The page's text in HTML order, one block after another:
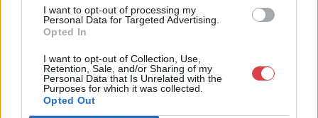
I want to opt-out of processing my
Personal Data for Targeted Advertising.
Opted In
I want to opt-out of Collection, Use,
Retention, Sale, and/or Sharing of my
Personal Data that Is Unrelated with the
Purposes for which it was collected.
Opted Out
KAPCSOLÓDÓ MŰTÁRGYAK